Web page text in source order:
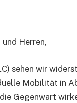
Herren,
sehen wir
Mobilität in
Gegenwart